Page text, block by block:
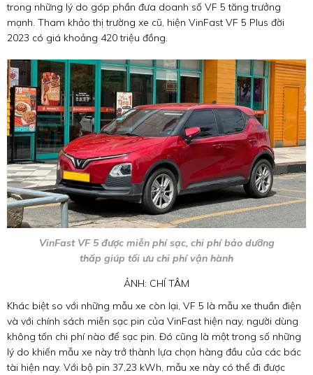
trong những lý do góp phần đưa doanh số VF 5 tăng trưởng
mạnh. Tham khảo thị trường xe cũ, hiện VinFast VF 5 Plus đời
2023 có giá khoảng 420 triệu đồng.
VinFast VF 5 được miễn phí sạc, chi phí bảo dưỡng
thấp giúp tối ưu chi phí vận hành
ẢNH: CHÍ TÂM
Khác biệt so với những mẫu xe còn lại, VF 5 là mẫu xe thuần điện
và với chính sách miễn sạc pin của VinFast hiện nay, người dùng
không tốn chi phí nào để sạc pin. Đó cũng là một trong số những
lý do khiến mẫu xe này trở thành lựa chọn hàng đầu của các bác
tài hiện nay. Với bộ pin 37,23 kWh, mẫu xe này có thể đi được